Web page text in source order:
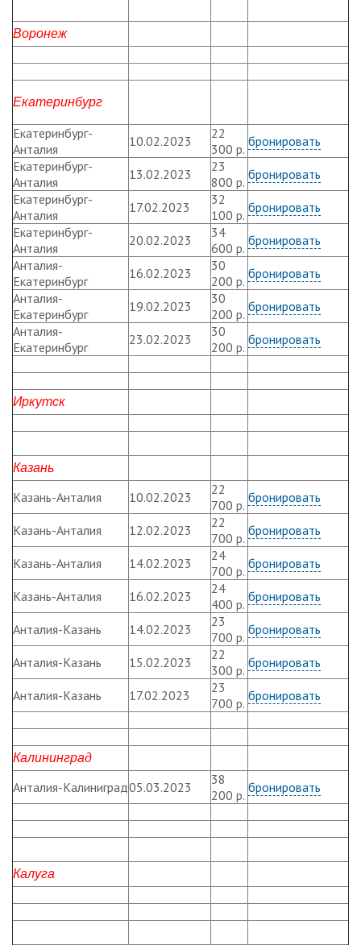
Воронеж
Екатеринбург
Екатеринбург-
Анталия
10.02.2023
22
300 р. бронировать
Екатеринбург-
Анталия
13.02.2023
23
800 р. бронировать
Екатеринбург-
Анталия
17.02.2023
32
100 р. бронировать
Екатеринбург-
Анталия
20.02.2023
34
600 р. бронировать
Анталия-
Екатеринбург
16.02.2023
30
200 р. бронировать
Анталия-
Екатеринбург
19.02.2023
30
200 р. бронировать
Анталия-
Екатеринбург
23.02.2023
30
200 р. бронировать
Иркутск
Казань
Казань-Анталия 10.02.2023
22
700 р. бронировать
Казань-Анталия 12.02.2023
22
700 р. бронировать
Казань-Анталия 14.02.2023
24
700 р. бронировать
Казань-Анталия 16.02.2023
24
400 р. бронировать
Анталия-Казань 14.02.2023
23
700 р. бронировать
Анталия-Казань 15.02.2023
22
300 р. бронировать
Анталия-Казань 17.02.2023
23
700 р. бронировать
Калининград
Анталия-Калиниград05.03.2023
38
200 р. бронировать
Калуга